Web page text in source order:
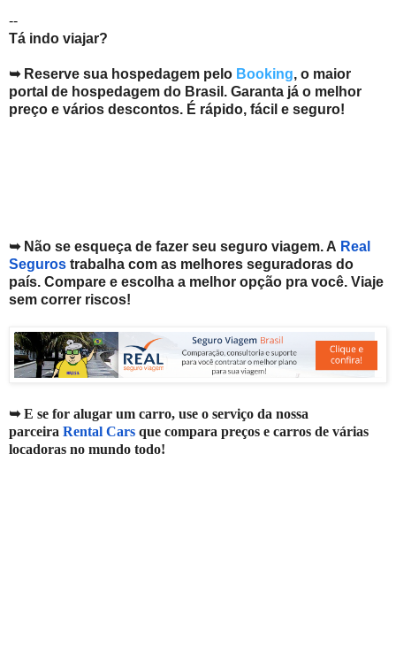
--
Tá indo viajar?
➥ Reserve sua hospedagem pelo Booking, o maior
portal de hospedagem do Brasil. Garanta já o melhor
preço e vários descontos. É rápido, fácil e seguro!
➥ Não se esqueça de fazer seu seguro viagem. A Real
Seguros trabalha com as melhores seguradoras do
país. Compare e escolha a melhor opção pra você. Viaje
sem correr riscos!
➥ E se for alugar um carro, use o serviço da nossa
parceira Rental Cars que compara preços e carros de várias
locadoras no mundo todo!